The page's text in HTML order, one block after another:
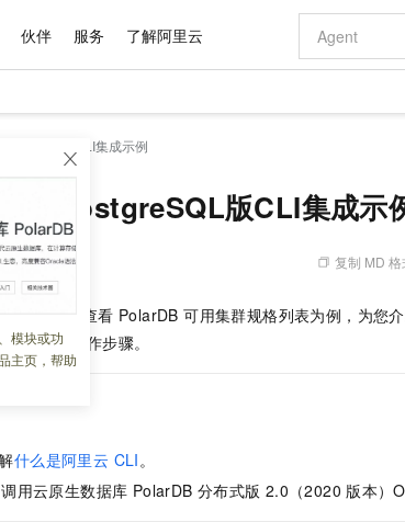
伙伴 服务 了解阿里云
模块或功
主页，帮助
CLI集成示例
版/PostgreSQL版CLI集成示
复制 MD 格
接口查看 PolarDB 可用集群规格列表为例，为您
版的操作步骤。
什么是阿里云 CLI。
调用云原生数据库 PolarDB 分布式版 2.0（2020 版本）
视觉 Coding、空间感知、多模态思考等全面升级
Kimi-K3
Kimi 最新旗舰模型，长程编程与推理利器
GLM-5.2
1M上下文，专为长程任务能力而生
域名与网站
提供智能易用的域名与建站服务
对象存储 OSS
人工智能平台 PAI
一站式AI开发、训练和推理服务
Qoder CN
提供一站式管理容器应用的 K8s 服务
安全可靠
Qoder
面向真实软
多领域专家智能体,一键组建 AI 虚拟交付团队
睿译宝，AI翻译排版一步到位
上传文档即自动完成翻译和格式还原
GLM-5.2：长任务时代开源旗舰模型
Hermes Agent，打造自进化智能体
自主进化，持久记忆，越用越聪明
Claude Code + GStack 打造工程团队
轻松解锁
5 分钟轻
购
金券
上创新
AI 特惠
智启 AI 普惠权益
至高享 1亿+免费 tokens，加速 Al 应用落地
阿里云 OPC 创新助力计划
至高百万元 Token 补贴，加速一人公司成长
Token Plan 模型订阅计划 NEW
Qwen3.8-Max 首发尝鲜，限时加量 10 倍，夜间低至2折
千问办公，限时限量积分加倍
送.CN域名，送备案服务码
AI 场景
智能编程
从图文生
AI 广告创
图文、视频
价格计算器
自助选配和估算价格
价格优势
推动算力普惠，释放技术红利
配置报
数据与 API
数据集
手机三要素
身份实名认证
短信
OCR 文字识别
发票查验
企业应用
基础软
宝塔 Linux
JAVA
Ubuntu
成为产品伙伴
产品生态集成认证中心
产品生态伙伴
产品生态伙伴工作台
产品伙
弹性计算
云网络合
服务生态
企业增值服务
企业支持计划
专家技术服务
企业增值服务台
企业成长
服务实践
阿里云
全部认证
信息公
最佳实践
云上春晚
云上奥运之旅
云栖战略参考
云上的中国
看见新力量
金融模力时刻
市场活
阿里云中
云工开物